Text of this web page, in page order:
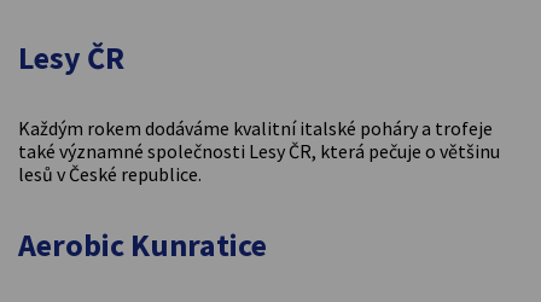
Lesy ČR
Každým rokem dodáváme kvalitní italské poháry a trofeje
také významné společnosti Lesy ČR, která pečuje o většinu
lesů v České republice.
Aerobic Kunratice